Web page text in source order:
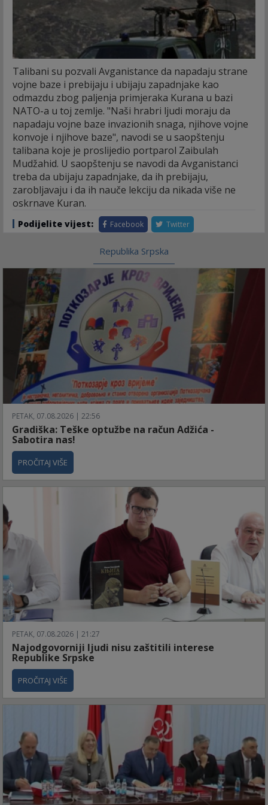
Talibani su pozvali Avganistance da napadaju strane
vojne baze i prebijaju i ubijaju zapadnjake kao
odmazdu zbog paljenja primjeraka Kurana u bazi
NATO-a u toj zemlje. "Naši hrabri ljudi moraju da
napadaju vojne baze invazionih snaga, njihove vojne
konvoje i njihove baze", navodi se u saopštenju
talibana koje je proslijedio portparol Zaibulah
Mudžahid. U saopštenju se navodi da Avganistanci
treba da ubijaju zapadnjake, da ih prebijaju,
zarobljavaju i da ih nauče lekciju da nikada više ne
oskrnave Kuran.
Podijelite vijest: Facebook Twitter
Republika Srpska
PETAK, 07.08.2026 | 22:56
Gradiška: Teške optužbe na račun Adžića -
Sabotira nas!
PROČITAJ VIŠE
PETAK, 07.08.2026 | 21:27
Najodgovorniji ljudi nisu zaštitili interese
Republike Srpske
PROČITAJ VIŠE